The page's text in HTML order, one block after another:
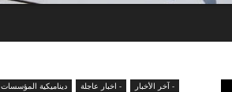
- آخر الأخبار - اخبار عاجلة ديناميكية المؤسسات